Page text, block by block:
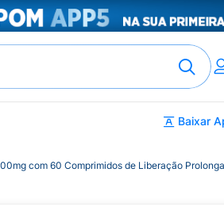
Baixar
com 60 Comprimidos de Liberação